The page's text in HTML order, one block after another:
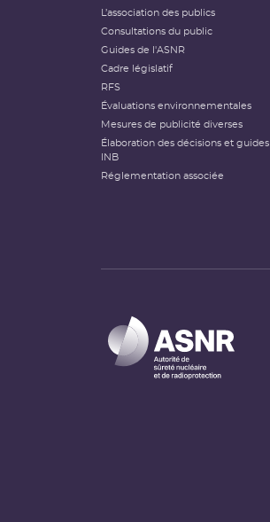
L’association des publics
Consultations du public
Guides de l'ASNR
Cadre législatif
RFS
Évaluations environnementales
Mesures de publicité diverses
Élaboration des décisions et guides
INB
Réglementation associée